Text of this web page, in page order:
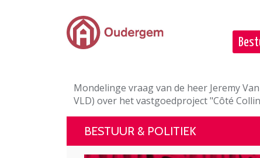
Ga naar de hoofdinhoud
Mondelinge vraag van de heer Jeremy
VLD) over het vastgoedproject "Côté
BESTUUR & POLITIEK